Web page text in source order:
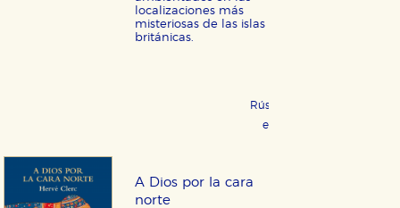
localizaciones más
misteriosas de las islas
británicas.
Rústica 17,95 €
eBook 9,99 €
A Dios por la cara
norte